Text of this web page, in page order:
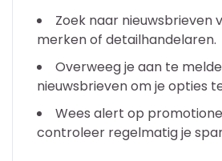
Zoek naar nieuwsbrieven
merken of detailhandelaren.
Overweeg je aan te
nieuwsbrieven om je opties
Wees alert op
controleer regelmatig je